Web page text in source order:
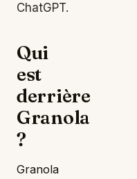
ChatGPT.
Qui
est
derrière
Granola
?
Granola